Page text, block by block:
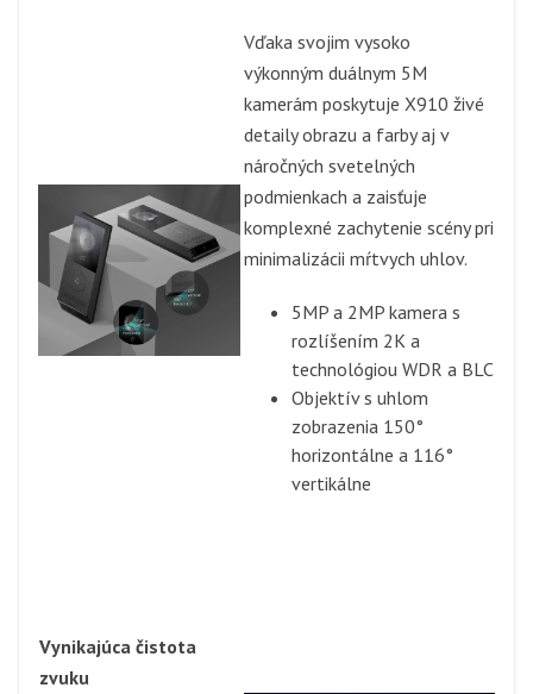
Vďaka svojim vysoko
výkonným duálnym 5M
kamerám poskytuje X910 živé
detaily obrazu a farby aj v
náročných svetelných
podmienkach a zaisťuje
komplexné zachytenie scény pri
minimalizácii mŕtvych uhlov.
5MP a 2MP kamera s
rozlíšením 2K a
technológiou WDR a BLC
Objektív s uhlom
zobrazenia 150°
horizontálne a 116°
vertikálne
Vynikajúca čistota
zvuku